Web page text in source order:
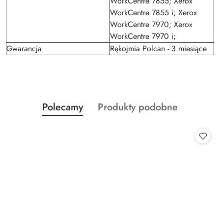
WorkCentre 7855 i; Xerox
WorkCentre 7970; Xerox
WorkCentre 7970 i;
Gwarancja
Rękojmia Polcan - 3 miesiące
Pomiń karuzelę produktów
Produkty
o
Polecamy
Produkty
Produkty podobne